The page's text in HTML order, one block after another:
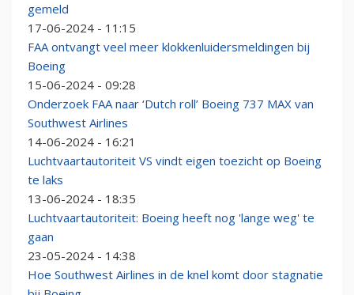
gemeld
17-06-2024 - 11:15
FAA ontvangt veel meer klokkenluidersmeldingen bij
Boeing
15-06-2024 - 09:28
Onderzoek FAA naar ‘Dutch roll’ Boeing 737 MAX van
Southwest Airlines
14-06-2024 - 16:21
Luchtvaartautoriteit VS vindt eigen toezicht op Boeing
te laks
13-06-2024 - 18:35
Luchtvaartautoriteit: Boeing heeft nog 'lange weg' te
gaan
23-05-2024 - 14:38
Hoe Southwest Airlines in de knel komt door stagnatie